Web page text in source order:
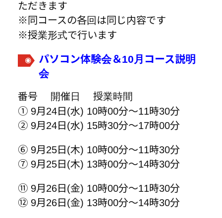
ただきます
※同コースの各回は同じ内容です
※授業形式で行います
パソコン体験会＆10月コース説明
会
番号 開催日 授業時間
① 9月24日(水) 10時00分～11時30分
② 9月24日(水) 15時30分～17時00分
⑥ 9月25日(木) 10時00分～11時30分
⑦ 9月25日(木) 13時00分～14時30分
⑪ 9月26日(金) 10時00分～11時30分
⑫ 9月26日(金) 13時00分～14時30分